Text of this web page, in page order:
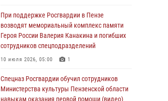
бранью напугал жильцов многоквартирного
дома
03 августа 2026, 05:59
Росгвардейцы Пензенской области отмечают
03 августа 2026, 05:15
При поддержке Росгвардии в Пензе
возводят мемориальный комплекс памяти
Героя России Валерия Канакина и погибших
сотрудников спецподразделений
10 июля 2026, 05:00 1
Спецназ Росгвардии обучил сотрудников
Министерства культуры Пензенской области
навыкам оказания первой помощи (видео)